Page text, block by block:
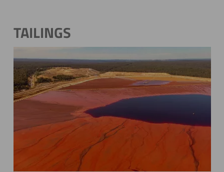
TAILINGS